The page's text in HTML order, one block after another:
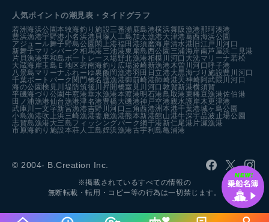
人気ポイントの潮見表・タイドグラフ
若洲海浜公園本牧海釣り施設三番瀬 鹿島港横浜舞阪漁港 那珂湊港
豊浜漁港宇野港小名浜港 貝塚人工島 加太漁港 大津港葛西海浜公園
アジュール舞子野島公園閖上港福田港須磨海岸清水港 旧江戸川河口
新舞子マリンパーク 相馬港 三池港東扇島西公園 三浦海岸南芦屋浜 二見港
片貝漁港平和島ボートレース場野北漁港相模川河口 大洗マリーナ 若松
大蔵海岸玉島Ｅ地区碧南海釣り広場波崎新漁港 木曽川河口呼子港
八景島マリーナふれーゆ裏飯岡漁港羽田 日立港 大黒海づり施設豊川河口
千葉ポートパーク関門橋名護漁港御前崎港師崎港天神崎阿武隈川河口
海の公園検見川堤防筑後川昇開橋室見川河口敦賀新港横須賀
平磯海づり公園牛窓港垂水漁港本渡港明石港 鳥取港 東幡豆漁港佐伯港
田ノ浦漁港仙台漁港津名港 豊橋 大磯港神戸空港親水護岸 木更津港
武庫川一文字新宮漁港吉野川河口 三角西港洲本港千葉港城ヶ島公園
小島漁港吹上浜三崎漁港妻鹿漁港熊本新港館山港牛深宇品波止場公園
志賀島漁港 大三島フィッシングパーク網干港 新仁尾港 片瀬漁港
市原海釣り施設本荘人工島姪浜漁港古宇利島亀浦港
© 2004- B.Creation Inc.
※掲載されているすべての情報の
無断転載・転用・コピー等の行為は一切禁じます。